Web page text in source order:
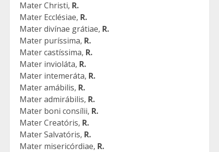
Mater Christi, R.
Mater Ecclésiae, R.
Mater divínae grátiae, R.
Mater puríssima, R.
Mater castíssima, R.
Mater invioláta, R.
Mater intemeráta, R.
Mater amábilis, R.
Mater admirábilis, R.
Mater boni consílii, R.
Mater Creatóris, R.
Mater Salvatóris, R.
Mater misericórdiae, R.